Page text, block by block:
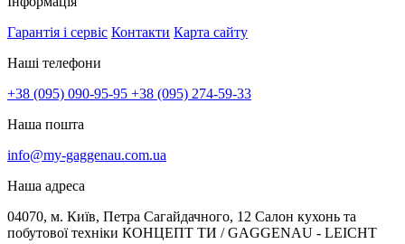
Гарантія і сервіс Контакти Карта сайту
Наші телефони
+38 (095) 090-95-95 +38 (095) 274-59-33
Наша пошта
info@my-gaggenau.com.ua
Наша адреса
04070, м. Київ, Петра Сагайдачного, 12 Салон кухонь та
побутової техніки КОНЦЕПТ ТИ / GAGGENAU - LEICHT